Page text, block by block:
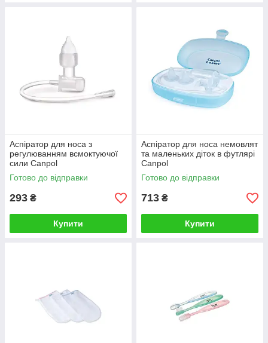
Аспіратор для носа з
регулюванням всмоктуючої
сили Canpol
Готово до відправки
293 ₴
Купити
Аспiратор для носа немовлят
та маленьких діток в футлярі
Canpol
Готово до відправки
713 ₴
Купити